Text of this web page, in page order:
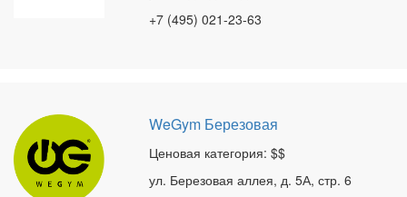
+7 (495) 021-23-63
WeGym Березовая
Ценовая категория: $$
ул. Березовая аллея, д. 5А, стр. 6